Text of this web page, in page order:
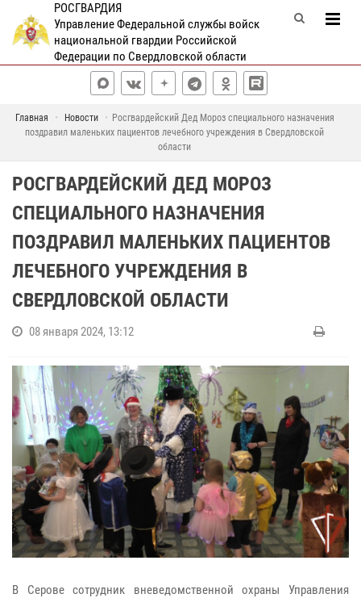
РОСГВАРДИЯ
Управление Федеральной службы войск
национальной гвардии Российской
Федерации по Свердловской области
Главная Новости
Росгвардейский Дед Мороз специального назначения
поздравил маленьких пациентов лечебного учреждения в Свердловской
области
РОСГВАРДЕЙСКИЙ ДЕД МОРОЗ
СПЕЦИАЛЬНОГО НАЗНАЧЕНИЯ
ПОЗДРАВИЛ МАЛЕНЬКИХ ПАЦИЕНТОВ
ЛЕЧЕБНОГО УЧРЕЖДЕНИЯ В
СВЕРДЛОВСКОЙ ОБЛАСТИ
08 января 2024, 13:12
В Серове сотрудник вневедомственной охраны Управления